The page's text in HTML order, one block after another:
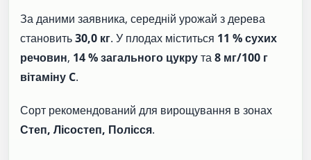
За даними заявника, середній урожай з дерева
становить30,0 кг. У плодах міститься 11 % сухих
речовин, 14 % загального цукрута8 мг/100 г
вітаміну C.
Сорт рекомендований для вирощування в зонах
Степ, Лісостеп, Полісся.